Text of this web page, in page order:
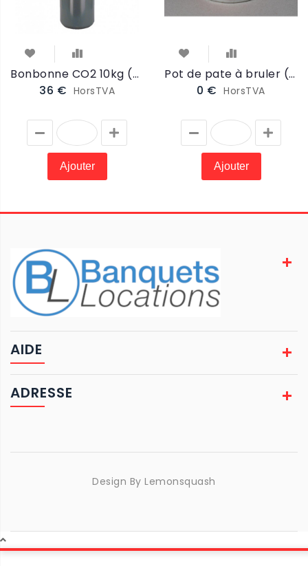
Bonbonne CO2 10kg (grande) pompe à bière (CO2GRANDE10KG)
36 € HorsTVA
Ajouter
Pot de pate à bruler (PATE)
0 € HorsTVA
Ajouter
AIDE
ADRESSE
Design ByLemonsquash